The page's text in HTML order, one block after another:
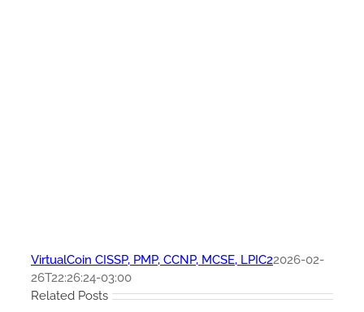
VirtualCoin CISSP, PMP, CCNP, MCSE, LPIC22026-02-
26T22:26:24-03:00
Related Posts